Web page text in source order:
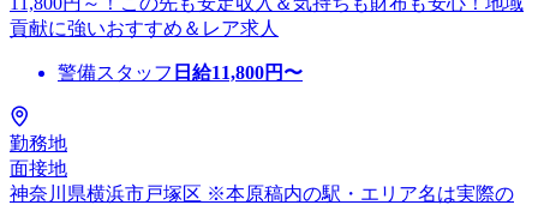
貢献に強いおすすめ＆レア求人
警備スタッフ 日給11,800円〜
勤務地
面接地
神奈川県横浜市戸塚区 ※本原稿内の駅・エリア名は実際の